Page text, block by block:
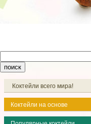
Коктейли всего мира!
Коктейли на основе